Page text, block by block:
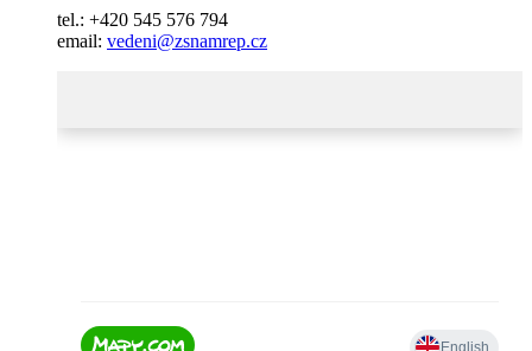
tel.: +420 545 576 794
email: vedeni@zsnamrep.cz